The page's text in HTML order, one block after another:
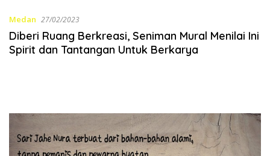
Medan 27/02/2023
Diberi Ruang Berkreasi, Seniman Mural Menilai Ini
Spirit dan Tantangan Untuk Berkarya